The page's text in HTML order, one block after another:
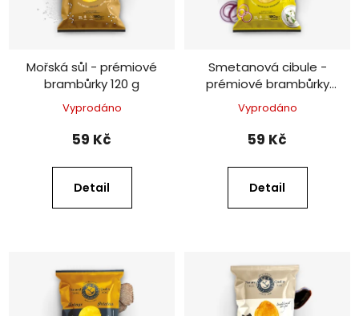
Mořská sůl - prémiové
brambůrky 120 g
Vyprodáno
59 Kč
Detail
Smetanová cibule -
prémiové brambůrky
120 g
Vyprodáno
59 Kč
Detail